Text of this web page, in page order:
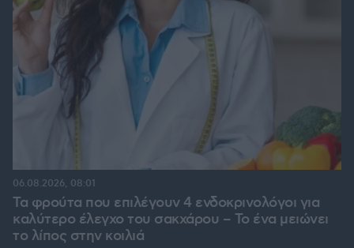
Τα φρούτα που επιλέγουν 4 ενδοκρινολόγοι για
καλύτερο έλεγχο του σακχάρου – Το ένα μειώνει
το λίπος στην κοιλιά
06.08.2026, 08:01